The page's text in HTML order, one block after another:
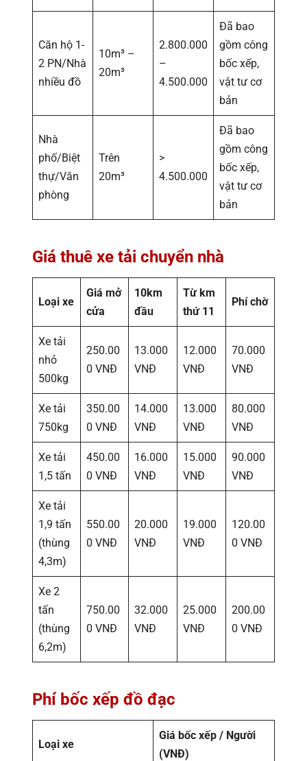
Căn hộ 1-
2 PN/Nhà
nhiều đồ
10m³ –
20m³
2.800.000
–
4.500.000
Đã bao
gồm công
bốc xếp,
vật tư cơ
bản
Nhà
phố/Biệt
thự/Văn
phòng
Trên
20m³
>
4.500.000
Đã bao
gồm công
bốc xếp,
vật tư cơ
bản
Giá thuê xe tải chuyển nhà
Loại xe
Giá mở
cửa
10km
đầu
Từ km
thứ 11
Phí chờ
Xe tải
nhỏ
500kg
250.00
0 VNĐ
13.000
VNĐ
12.000
VNĐ
70.000
VNĐ
Xe tải
750kg
350.00
0 VNĐ
14.000
VNĐ
13.000
VNĐ
80.000
VNĐ
Xe tải
1,5 tấn
450.00
0 VNĐ
16.000
VNĐ
15.000
VNĐ
90.000
VNĐ
Xe tải
1,9 tấn
(thùng
4,3m)
550.00
0 VNĐ
20.000
VNĐ
19.000
VNĐ
120.00
0 VNĐ
Xe 2
tấn
(thùng
6,2m)
750.00
0 VNĐ
32.000
VNĐ
25.000
VNĐ
200.00
0 VNĐ
Phí bốc xếp đồ đạc
Loại xe
Giá bốc xếp / Người
(VNĐ)